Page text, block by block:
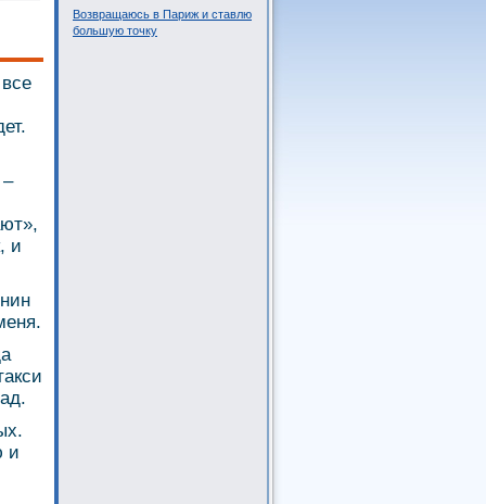
Возвращаюсь в Париж и ставлю
большую точку
и
и